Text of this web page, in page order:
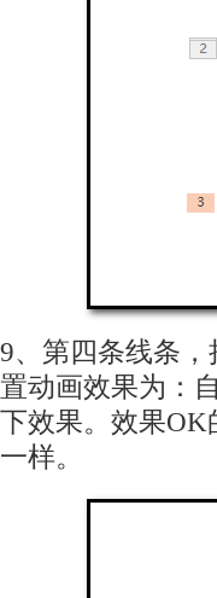
9、第四条线条
置动画效果为：
下效果。效果OK
一样。